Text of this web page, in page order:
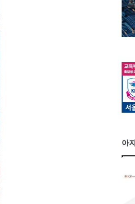
아